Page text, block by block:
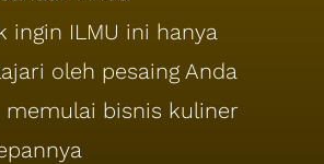
ingin ILMU ini hanya
oleh pesaing Anda
memulai bisnis kuliner